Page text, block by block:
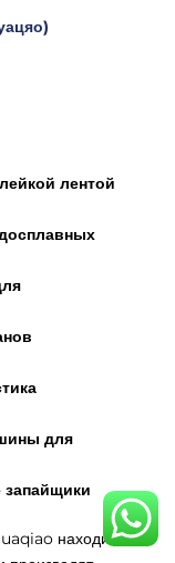
лентой
для
находится